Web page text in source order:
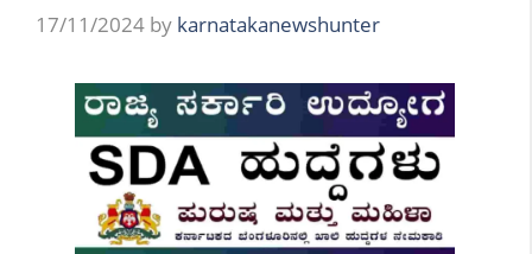
17/11/2024 by karnatakanewshunter